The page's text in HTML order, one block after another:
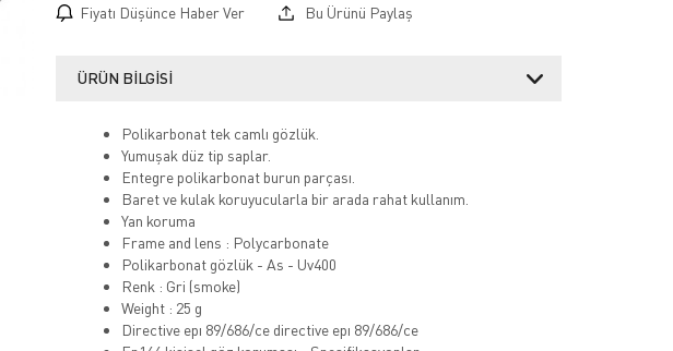
Fiyatı Düşünce Haber Ver Bu Ürünü Paylaş
ÜRÜN BILGISI
Polikarbonat tek camlı gözlük.
Yumuşak düz tip saplar.
Entegre polikarbonat burun parçası.
Baret ve kulak koruyucularla bir arada rahat kullanım.
Yan koruma
Frame and lens : Polycarbonate
Polikarbonat gözlük - As - Uv400
Renk : Gri (smoke)
Weight : 25 g
Directive epı 89/686/ce directive epı 89/686/ce